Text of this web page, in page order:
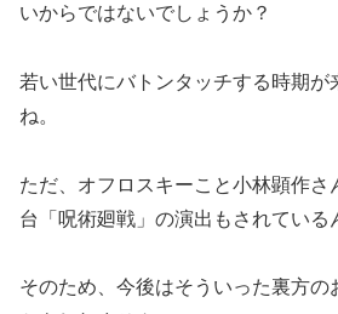
いからではないでしょうか？
若い世代にバトンタッチする時期が
ね。
ただ、オフロスキーこと小林顕作さ
台「呪術廻戦」の演出もされている
そのため、今後はそういった裏方の